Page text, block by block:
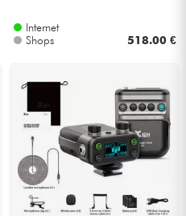
Internet
Shops
518.00 €